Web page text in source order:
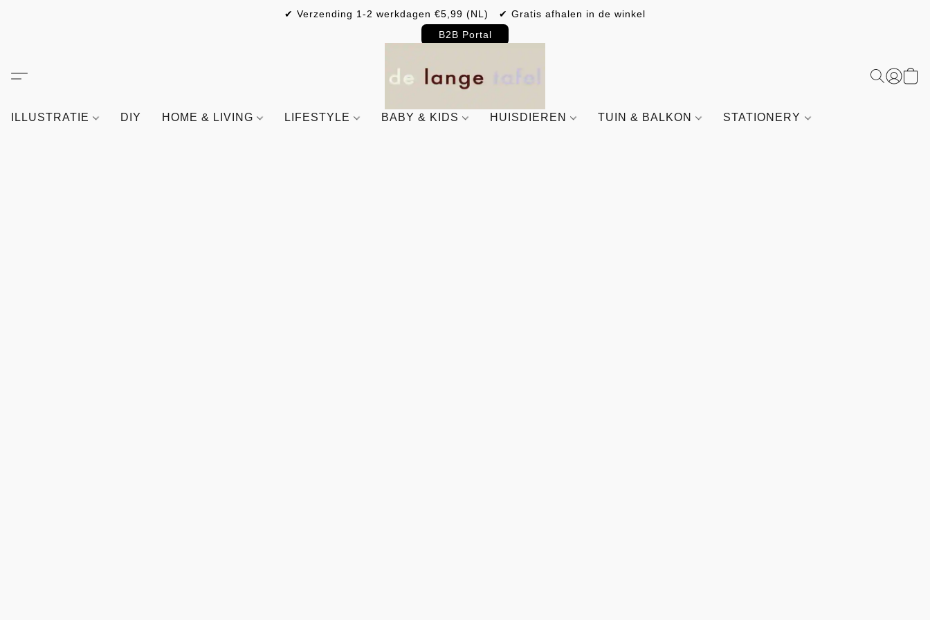
✔ Verzending 1-2 werkdagen €5,99 (NL) ✔ Gratis afhalen in de winkel
B2B Portal
ILLUSTRATIE DIY HOME & LIVING LIFESTYLE BABY & KIDS HUISDIEREN TUIN & BALKON STATIONERY